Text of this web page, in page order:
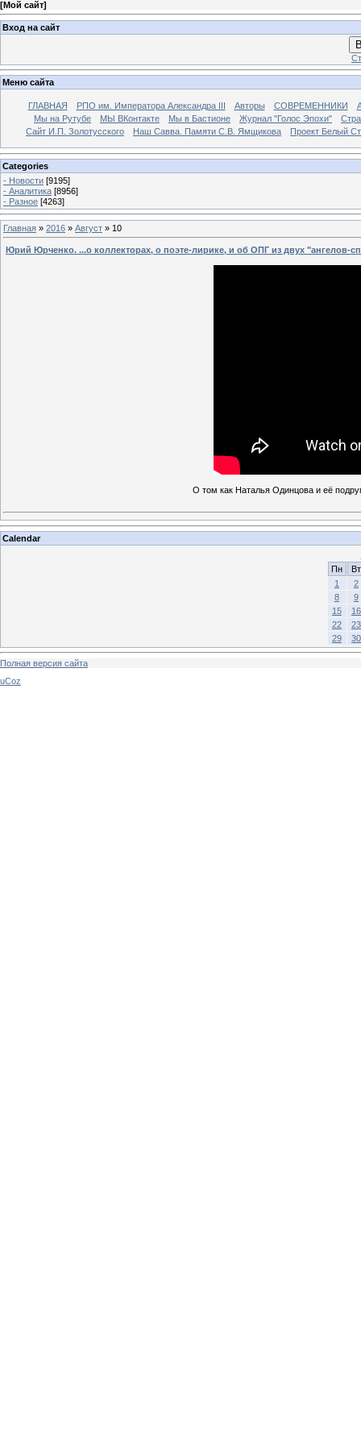
[Мой сайт]
Вход на сайт
Меню сайта
ГЛАВНАЯ РПО им. Императора Александра III Авторы СОВРЕМЕННИКИ
Мы на Рутубе
МЫ ВКонтакте Мы в Бастионе Журнал "Голос Эпохи"
Сайт И.П. Золотусского
Наш Савва. Памяти С.В. Ямщикова Проект Белый
Categories
- Новости [9195]
- Аналитика [8956]
- Разное [4263]
Главная » 2016 » Август » 10
Юрий Юрченко. ...о коллекторах, о поэте-лирике, и об ОПГ из двух "ангелов-
О том как Наталья Одинцова и её
Calendar
Пн
Вт
1
2
8
9
15
16
22
23
29
30
Полная версия сайта
uCoz